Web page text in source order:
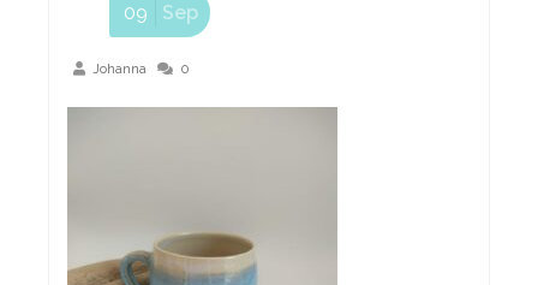
Johanna 0
09 Sep